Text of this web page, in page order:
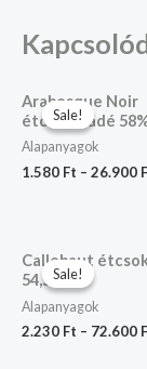
Sale!
Sale!
Arabesque Noir
étcsokoládé
Alapanyagok
1.580 Ft – 26.900
Sale!
Sale!
Callebaut
54,5%
Alapanyagok
2.230 Ft – 72.600